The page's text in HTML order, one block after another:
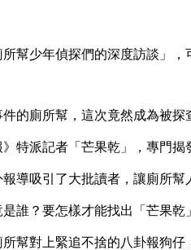
少年偵探們的深度訪談」，可
廁所幫，這次竟然成為被探
派記者「芒果乾」，專門揭
吸引了大批讀者，讓廁所幫
？要怎樣才能找出「芒果乾
對上緊追不捨的八卦報狗仔